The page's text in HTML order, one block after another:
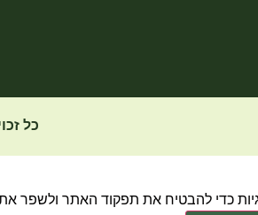
כל
כדי להבטיח את תפקוד האתר ולשפר את